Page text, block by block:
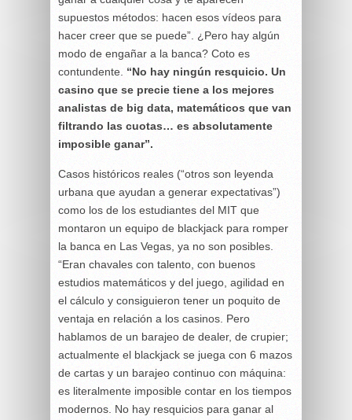
supuestos métodos: hacen esos vídeos para
hacer creer que se puede”. ¿Pero hay algún
modo de engañar a la banca? Coto es
contundente. “No hay ningún resquicio. Un
casino que se precie tiene a los mejores
analistas de big data, matemáticos que van
filtrando las cuotas… es absolutamente
imposible ganar”.
Casos históricos reales (“otros son leyenda
urbana que ayudan a generar expectativas”)
como los de los estudiantes del MIT que
montaron un equipo de blackjack para romper
la banca en Las Vegas, ya no son posibles.
“Eran chavales con talento, con buenos
estudios matemáticos y del juego, agilidad en
el cálculo y consiguieron tener un poquito de
ventaja en relación a los casinos. Pero
hablamos de un barajeo de dealer, de crupier;
actualmente el blackjack se juega con 6 mazos
de cartas y un barajeo continuo con máquina:
es literalmente imposible contar en los tiempos
modernos. No hay resquicios para ganar al